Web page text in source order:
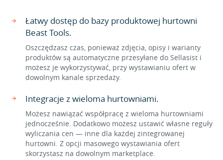
Łatwy dostęp do bazy produktowej hurtowni
Beast Tools.
Oszczędzasz czas, ponieważ zdjęcia, opisy i warianty
produktów są automatyczne przesyłane do Sellasist i
możesz je wykorzystywać, przy wystawianiu ofert w
dowolnym kanale sprzedaży.
Integracje z wieloma hurtowniami.
Możesz nawiązać współpracę z wieloma hurtowniami
jednocześnie. Dodatkowo możesz ustawić własne reguły
wyliczania cen — inne dla każdej zintegrowanej
hurtowni. Z opcji masowego wystawiania ofert
skorzystasz na dowolnym marketplace.